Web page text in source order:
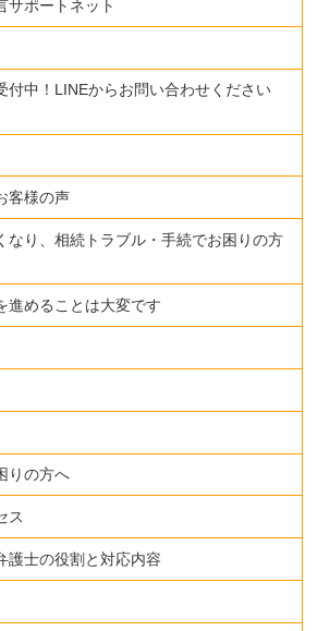
サポートネット
付中！LINEからお問い合わせください
客様の声
なり、相続トラブル・手続でお困りの方
進めることは大変です
りの方へ
ス
護士の役割と対応内容